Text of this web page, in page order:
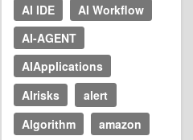
AI IDE
AI Workflow
AI-AGENT
AIApplications
AIrisks
alert
Algorithm
amazon